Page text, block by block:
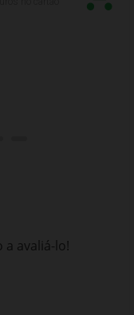
avaliá-lo!